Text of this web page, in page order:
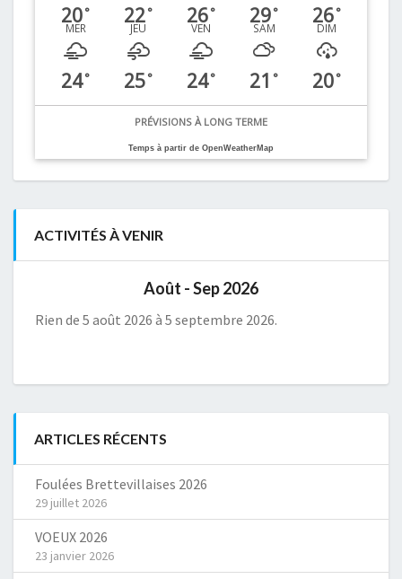
20° 22° 26° 29° 26°
MER
24°
JEU
25°
VEN
24°
SAM
21 °
DIM
20°
PRÉVISIONS À LONG TERME
Temps à partir de OpenWeatherMap
ACTIVITÉS À VENIR
Août - Sep 2026
Rien de 5 août 2026 à 5 septembre 2026.
ARTICLES RÉCENTS
Foulées Brettevillaises 2026
29 juillet 2026
VOEUX 2026
23 janvier 2026